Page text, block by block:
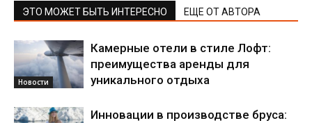
ЭТО МОЖЕТ БЫТЬ ИНТЕРЕСНО ЕЩЕ ОТ АВТОРА
Новости
Камерные отели в стиле Лофт:
преимущества аренды для
уникального отдыха
Инновации в производстве бруса: